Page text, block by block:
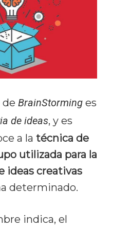
de BrainStorming es
de ideas, y es
a la técnica de
utilizada para la
ideas creativas
determinado.
indica, el